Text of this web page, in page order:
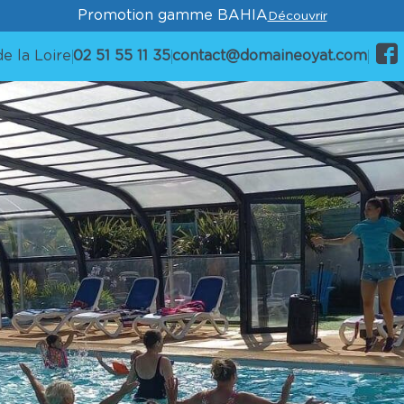
Promotion gamme BAHIADécouvrir
la Loire02 51 55 11 35contact@domaineoyat.com